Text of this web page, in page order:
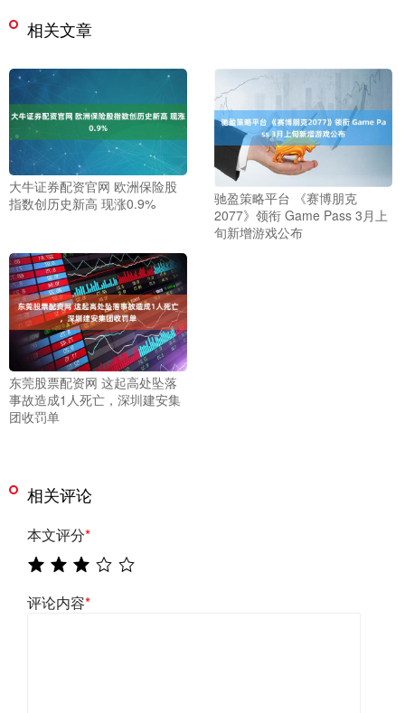
相关文章
大牛证券配资官网 欧洲保险股
指数创历史新高 现涨0.9%
驰盈策略平台 《赛博朋克
2077》领衔 Game Pass 3月上
旬新增游戏公布
东莞股票配资网 这起高处坠落
事故造成1人死亡，深圳建安集
团收罚单
相关评论
本文评分*
评论内容*